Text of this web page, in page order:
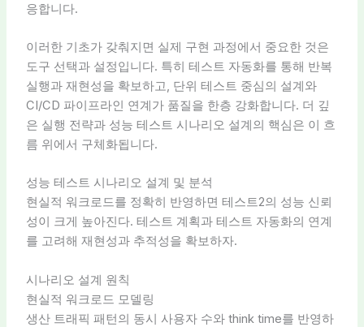
응합니다.
이러한 기초가 갖춰지면 실제 구현 과정에서 중요한 것은
도구 선택과 설정입니다. 특히 테스트 자동화를 통해 반복
실행과 재현성을 확보하고, 단위 테스트 중심의 설계와
CI/CD 파이프라인 연계가 품질을 한층 강화합니다. 더 깊
은 실행 전략과 성능 테스트 시나리오 설계의 핵심은 이 흐
름 위에서 구체화됩니다.
성능 테스트 시나리오 설계 및 분석
현실적 워크로드를 정확히 반영하면 테스트2의 성능 신뢰
성이 크게 높아진다. 테스트 계획과 테스트 자동화의 연계
를 고려해 재현성과 추적성을 확보하자.
시나리오 설계 원칙
현실적 워크로드 모델링
생산 트래픽 패턴의 동시 사용자 수와 think time를 반영하